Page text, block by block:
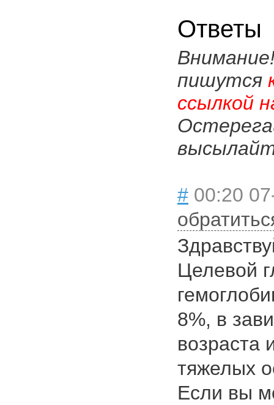
Ответы
пишутся
ссылкой
# 00:20
Целевой
8%, в
возраста
тяжелых
Если вы